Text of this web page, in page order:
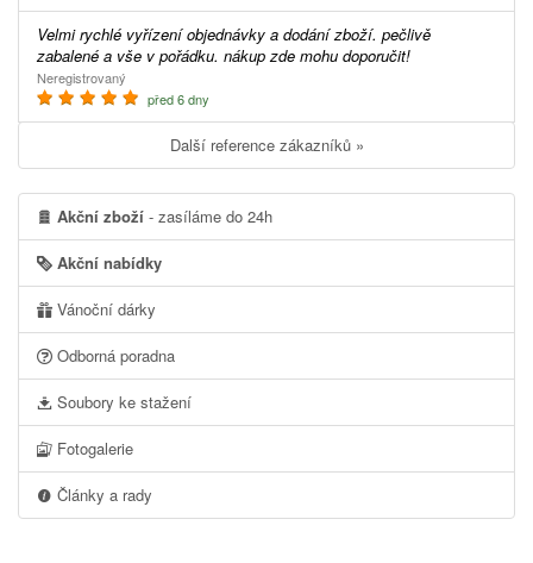
Velmi rychlé vyřízení objednávky a dodání zboží. pečlivě
zabalené a vše v pořádku. nákup zde mohu doporučit!
Neregistrovaný
před 6 dny
Další reference zákazníků »
Akční zboží - zasíláme do 24h
Akční nabídky
Vánoční dárky
Odborná poradna
Soubory ke stažení
Fotogalerie
Články a rady